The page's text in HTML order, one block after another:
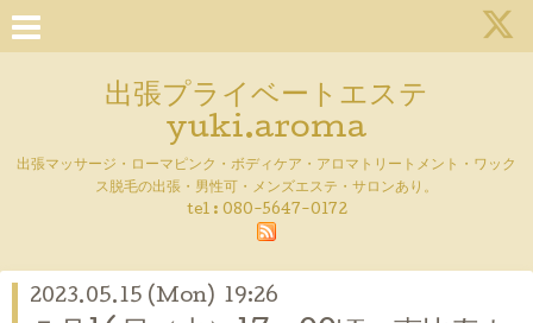
出張プライベートエステ
yuki.aroma
出張マッサージ・ローマピンク・ボディケア・アロマトリートメント・ワック
ス脱毛の出張・男性可・メンズエステ・サロンあり。
tel : 080-5647-0172
2023.05.15 (Mon) 19:26